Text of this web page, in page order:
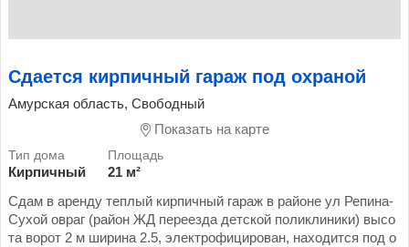
Сдается кирпичный гараж под охраной
Амурская область, Свободный
Показать на карте
Кирпичный
21 м²
Сдам в аренду теплый кирпичный гараж в районе ул Репина-
Сухой овраг (район ЖД переезда детской поликлиники) высо
та ворот 2 м ширина 2.5, электрофицирован, находится под о